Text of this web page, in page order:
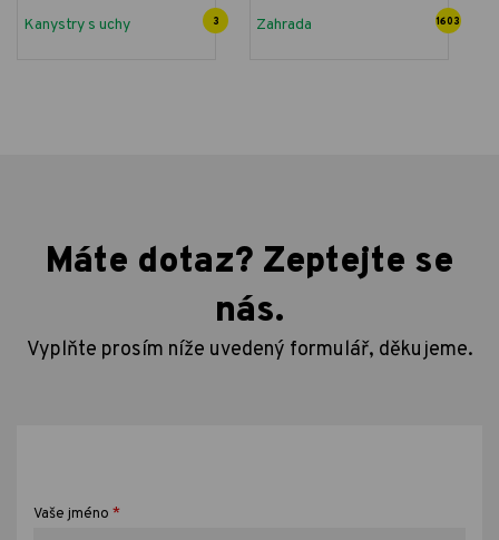
Kanystry s uchy 3 Zahrada 1603
Máte dotaz? Zeptejte se
nás.
Vyplňte prosím níže uvedený formulář, děkujeme.
Vaše jméno *